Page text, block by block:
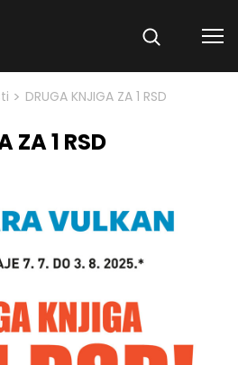
> DRUGA KNJIGA ZA 1 RSD
ZA 1 RSD